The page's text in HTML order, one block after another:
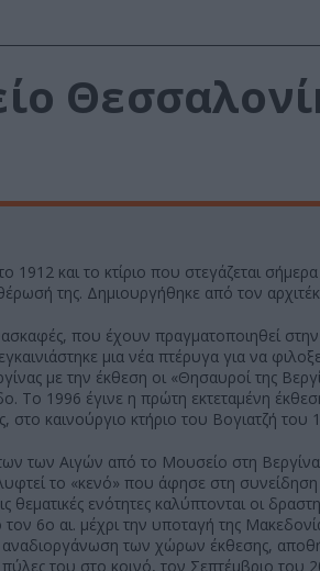
1912 και το κτίριο που στεγάζεται
της. Δημιουργήθηκε από τον
που έχουν πραγματοποιηθεί
μια νέα πτέρυγα για να
με την έκθεση οι «Θησαυροί της
1996 έγινε η πρώτη εκτεταμένη
καινούργιο κτήριο του Βογιατζή του
των Αιγών από το Μουσείο στη
το «κενό» που άφησε στη
ενότητες καλύπτονται οι
6ο αι. μέχρι την υποταγή της
των χώρων έκθεσης,
του στο κοινό, τον Σεπτέμβριο του